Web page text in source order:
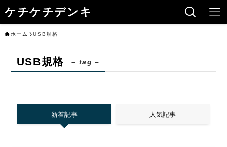
ケチケチデンキ
ホーム USB規格
USB規格 – tag –
新着記事 人気記事